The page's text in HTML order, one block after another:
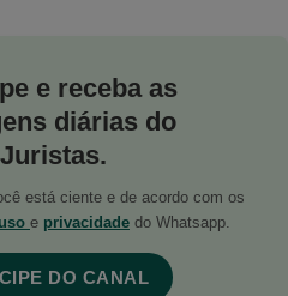
e receba as
diárias do
está ciente e de acordo com os
e privacidade do Whatsapp.
DO CANAL